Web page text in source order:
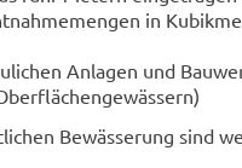
in
An­la­gen und
Be­wäs­se­rung sind